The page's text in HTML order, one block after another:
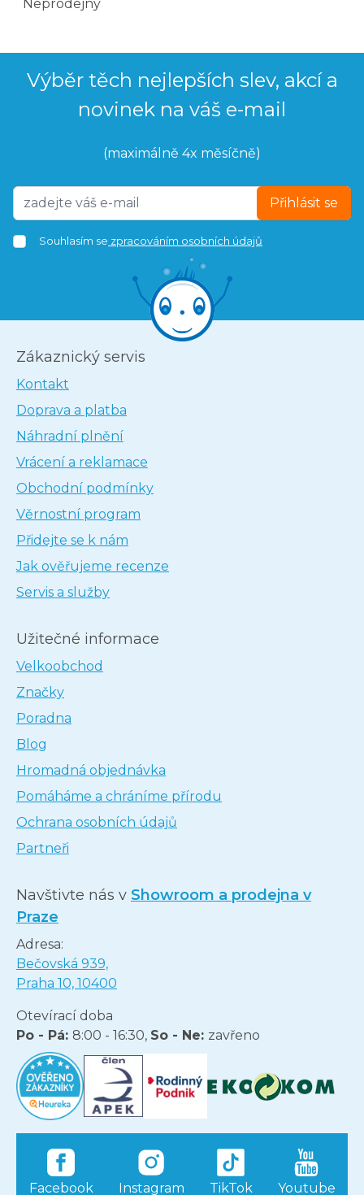
Neprodejný
Výběr těch nejlepších slev, akcí a
novinek na váš e-mail
(maximálně 4x měsíčně)
Přihlásit se
Souhlasím se zpracováním osobních údajů
Zákaznický servis
Kontakt
Doprava a platba
Náhradní plnění
Vrácení a reklamace
Obchodní podmínky
Věrnostní program
Přidejte se k nám
Jak ověřujeme recenze
Servis a služby
Užitečné informace
Velkoobchod
Značky
Poradna
Blog
Hromadná objednávka
Pomáháme a chráníme přírodu
Ochrana osobních údajů
Partneři
Navštivte nás v Showroom a prodejna v
Praze
Adresa:
Bečovská 939,
Praha 10, 10400
Otevírací doba
Po - Pá: 8:00 - 16:30, So - Ne: zavřeno
Facebook Instagram TikTok Youtube